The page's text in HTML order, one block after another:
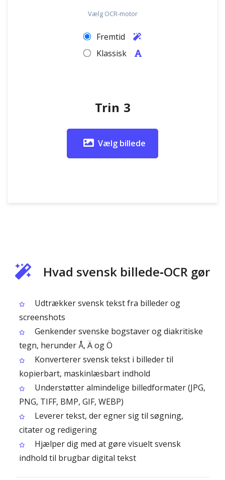
Vælg OCR-motor
Fremtid
Klassisk
Trin 3
Vælg billede
Hvad svensk billede‑OCR gør
Udtrækker svensk tekst fra billeder og
screenshots
Genkender svenske bogstaver og diakritiske
tegn, herunder Å, Ä og Ö
Konverterer svensk tekst i billeder til
kopierbart, maskinlæsbart indhold
Understøtter almindelige billedformater (JPG,
PNG, TIFF, BMP, GIF, WEBP)
Leverer tekst, der egner sig til søgning,
citater og redigering
Hjælper dig med at gøre visuelt svensk
indhold til brugbar digital tekst